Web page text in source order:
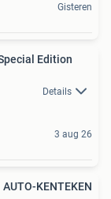
Gisteren
Edition
Details
3 aug 26
KENTEKEN